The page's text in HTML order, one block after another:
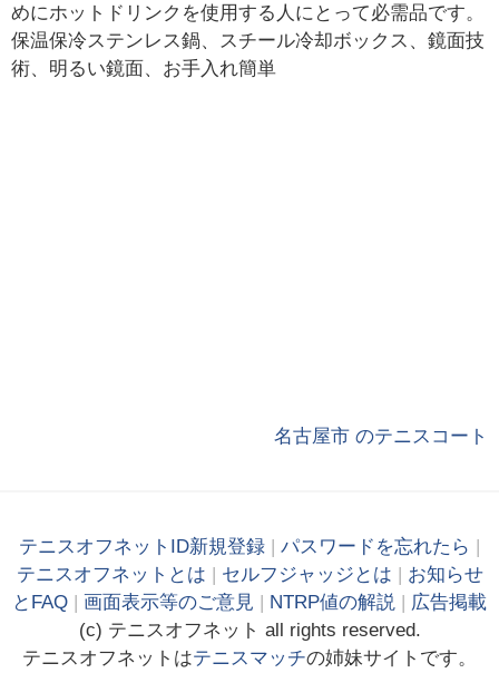
めにホットドリンクを使用する人にとって必需品です。
保温保冷ステンレス鍋、スチール冷却ボックス、鏡面技
術、明るい鏡面、お手入れ簡単
名古屋市 のテニスコート
テニスオフネットID新規登録 | パスワードを忘れたら |
テニスオフネットとは | セルフジャッジとは | お知らせ
とFAQ | 画面表示等のご意見 | NTRP値の解説 | 広告掲載
(c) テニス オフネット all rights reserved.
テニスオフネットはテニスマッチの姉妹サイトです。